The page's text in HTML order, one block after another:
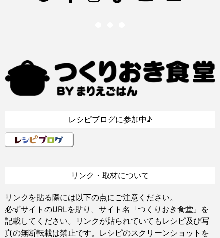
レシピブログに参加中♪
リンク・取材について
リンクを貼る際には以下の点にご注意ください。
必ずサイトのURLを貼り、サイト名「つくりおき食堂」を
記載してください。リンクが貼られていてもレシピ及び写
真の無断転載は禁止です。レシピのスクリーンショットを